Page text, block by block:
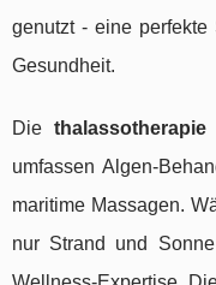
genutzt - eine perfekte
Gesundheit.
Die
umfassen Algen-
maritime Massagen.
nur Strand und